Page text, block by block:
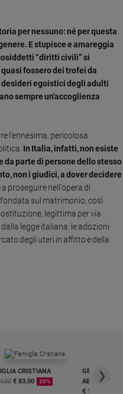
per nessuno:né per questa
E stupisce e amareggia
“diritti civili” si
fossero dei trofei da
egoistici degli adulti
sempre un'accoglienza
l’ennesima, pericolosa
In Italia, infatti, non esiste
da parte di persone dello stesso
non i giudici, a dover decidere
proseguire nell'opera di
sul matrimonio, così
legittima per via
legge italiana: le adozioni
degli uteri in affitto e della
CRISTIANA
€ 83,00 20%
GBABY
€ 16,99
❯